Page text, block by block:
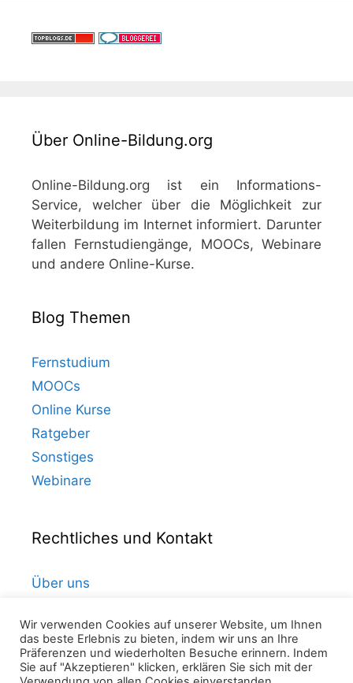
Über Online-Bildung.org
Online-Bildung.org ist ein Informations-
Service, welcher über die Möglichkeit zur
Weiterbildung im Internet informiert. Darunter
fallen Fernstudiengänge, MOOCs, Webinare
und andere Online-Kurse.
Blog Themen
Fernstudium
MOOCs
Online Kurse
Ratgeber
Sonstiges
Webinare
Rechtliches und Kontakt
Über uns
Datenschutz
Impressum
Wir verwenden Cookies auf unserer Website, um Ihnen
das beste Erlebnis zu bieten, indem wir uns an Ihre
Präferenzen und wiederholten Besuche erinnern. Indem
Sie auf "Akzeptieren" klicken, erklären Sie sich mit der